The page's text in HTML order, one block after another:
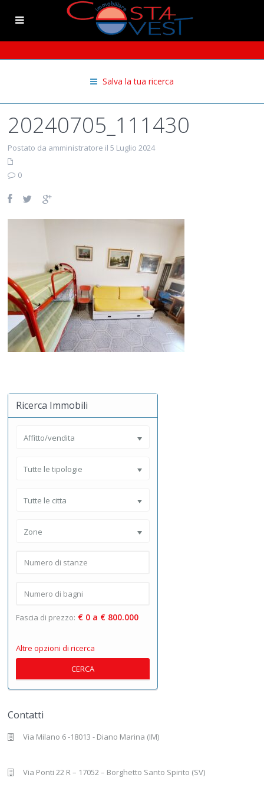
Salva la tua ricerca
20240705_111430
Postato da amministratore il 5 Luglio 2024
0
Ricerca Immobili
Affitto/vendita
Tutte le tipologie
Tutte le citta
Zone
Fascia di prezzo: € 0 a € 800.000
Altre opzioni di ricerca
CERCA
Contatti
Via Milano 6 -18013 - Diano Marina (IM)
Via Ponti 22 R – 17052 – Borghetto Santo Spirito (SV)